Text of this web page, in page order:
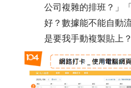
公司複雜的排班？」
好？數據能不能自動
是要我手動複製貼上？